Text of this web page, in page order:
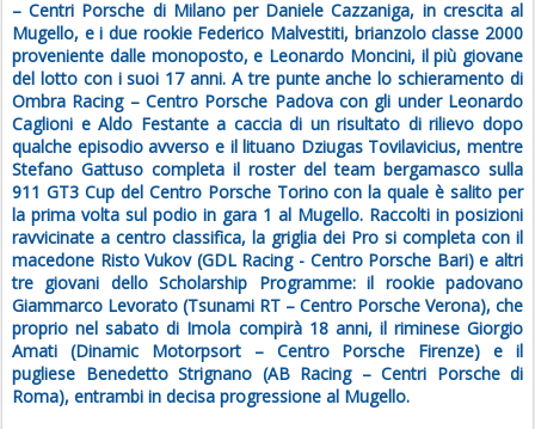
– Centri Porsche di Milano per Daniele Cazzaniga, in crescita al
Mugello, e i due rookie Federico Malvestiti, brianzolo classe 2000
proveniente dalle monoposto, e Leonardo Moncini, il più giovane
del lotto con i suoi 17 anni. A tre punte anche lo schieramento di
Ombra Racing – Centro Porsche Padova con gli under Leonardo
Caglioni e Aldo Festante a caccia di un risultato di rilievo dopo
qualche episodio avverso e il lituano Dziugas Tovilavicius, mentre
Stefano Gattuso completa il roster del team bergamasco sulla
911 GT3 Cup del Centro Porsche Torino con la quale è salito per
la prima volta sul podio in gara 1 al Mugello. Raccolti in posizioni
ravvicinate a centro classifica, la griglia dei Pro si completa con il
macedone Risto Vukov (GDL Racing - Centro Porsche Bari) e altri
tre giovani dello Scholarship Programme: il rookie padovano
Giammarco Levorato (Tsunami RT – Centro Porsche Verona), che
proprio nel sabato di Imola compirà 18 anni, il riminese Giorgio
Amati (Dinamic Motorpsort – Centro Porsche Firenze) e il
pugliese Benedetto Strignano (AB Racing – Centri Porsche di
Roma), entrambi in decisa progressione al Mugello.